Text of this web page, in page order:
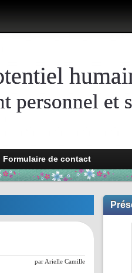
personnel et
Formulaire de contact
par Arielle Camille